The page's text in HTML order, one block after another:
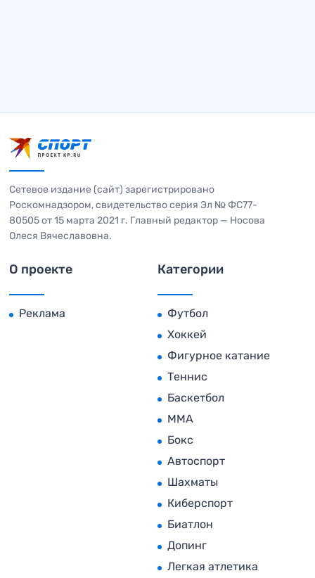
Сетевое издание (сайт) зарегистрировано
Роскомнадзором, свидетельство серия Эл № ФС77-
80505 от 15 марта 2021 г. Главный редактор — Носова
Олеся Вячеславовна.
О проекте
Реклама
Категории
Футбол
Хоккей
Фигурное катание
Теннис
Баскетбол
MMA
Бокс
Автоспорт
Шахматы
Киберспорт
Биатлон
Допинг
Легкая атлетика